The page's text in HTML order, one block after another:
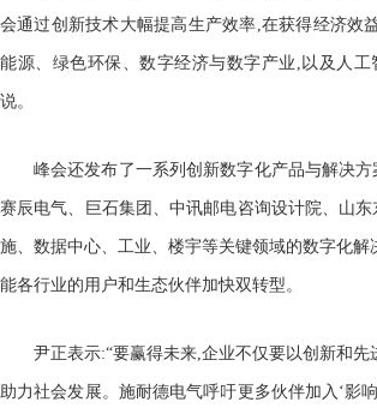
会通过创新技术大幅提高生产效率,在获得经济效
能源、绿色环保、数字经济与数字产业,以及人
说。
峰会还发布了一系列创新数字化产品与解决
赛辰电气、巨石集团、中讯邮电咨询设计院、山
施、数据中心、工业、楼宇等关键领域的数字化
能各行业的用户和生态伙伴加快双转型。
尹正表示:“要赢得未来,企业不仅要以创新和
助力社会发展。施耐德电气呼吁更多伙伴加入‘影